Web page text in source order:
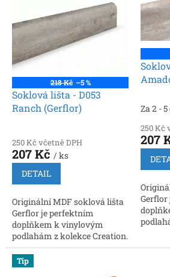
d
u
k
ů
p
d
u
k
218 Kč –5 %
Soklová lišta - D053
Ranch (Gerflor)
250 Kč včetně DPH
207 Kč / ks
DETAIL
Originální MDF soklová lišta
Gerflor je perfektním
doplňkem k vinylovým
podlahám z kolekce Creation.
Rozměry: 2200 × 60 × 16 mm.
Snadná instalace, možnost
vedení kabelů
Za 2 -
250 Kč
207
Tip